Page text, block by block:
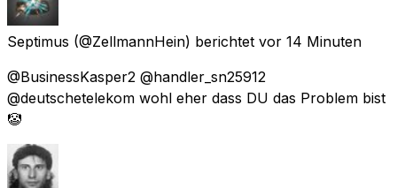
Septimus (@ZellmannHein) berichtet vor 14 Minuten
@BusinessKasper2 @handler_sn25912
@deutschetelekom wohl eher dass DU das Problem bist
🤡